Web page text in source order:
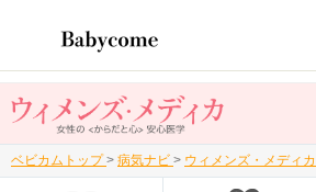
ベビカムトップ > 病気ナビ > ウィメンズ・メディカ